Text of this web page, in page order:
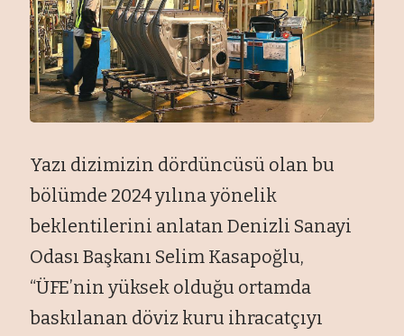
Yazı dizimizin dördüncüsü olan bu
bölümde 2024 yılına yönelik
beklentilerini anlatan Denizli Sanayi
Odası Başkanı Selim Kasapoğlu,
“ÜFE’nin yüksek olduğu ortamda
baskılanan döviz kuru ihracatçıyı